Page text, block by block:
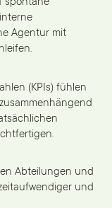
Agentur mit
(KPIs) fühlen
Abteilungen und
und